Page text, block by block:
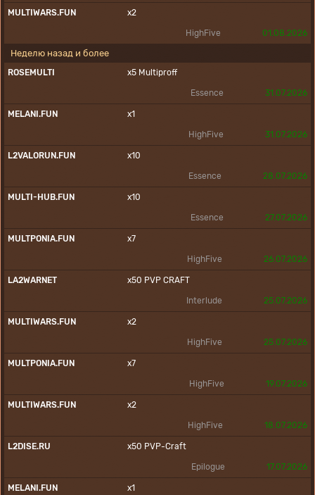
MULTIWARS.FUN x2
HighFive 01.08.2026
Неделю назад и более
ROSEMULTI x5 Multiproff
Essence 31.07.2026
MELANI.FUN x1
HighFive 31.07.2026
L2VALORUN.FUN x10
Essence 28.07.2026
MULTI-HUB.FUN x10
Essence 27.07.2026
MULTPONIA.FUN x7
HighFive 26.07.2026
LA2WARNET x50 PVP CRAFT
Interlude 25.07.2026
MULTIWARS.FUN x2
HighFive 25.07.2026
MULTPONIA.FUN x7
HighFive 19.07.2026
MULTIWARS.FUN x2
HighFive 18.07.2026
L2DISE.RU x50 PVP-Craft
Epilogue 17.07.2026
MELANI.FUN x1